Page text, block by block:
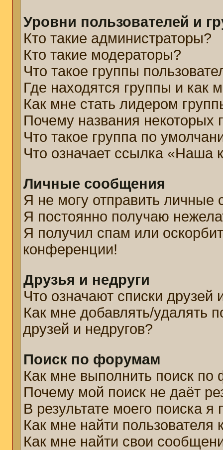
Уровни пользователей и
Кто такие администраторы?
Кто такие модераторы?
Что такое группы
Где находятся группы и как
Как мне стать лидером
Почему названия некоторых
Что такое группа по
Что означает ссылка «Наша
Личные сообщения
Я не могу отправить личные
Я постоянно получаю
Я получил спам или
конференции!
Друзья и недруги
Что означают списки друзей
Как мне добавлять/удалять
друзей и недругов?
Поиск по форумам
Как мне выполнить поиск
Почему мой поиск не даёт
В результате моего поиска
Как мне найти пользователя
Как мне найти свои